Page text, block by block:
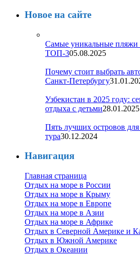
Новое на сайте
Самые уникальные
ТОП-305.08.2025
Почему стоит выбрать
Санкт-Петербургу
Узбекистан в 2025 году:
отдыха с детьми28.01.2025
Пять лучших островов
тура30.12.2024
Навигация
Главная страница
Отдых на море в России
Отдых на море в Крыму
Отдых на море в Европе
Отдых на море в Азии
Отдых на море в Африке
Отдых в Северной Америке и
Отдых в Южной Америке
Отдых в Океании